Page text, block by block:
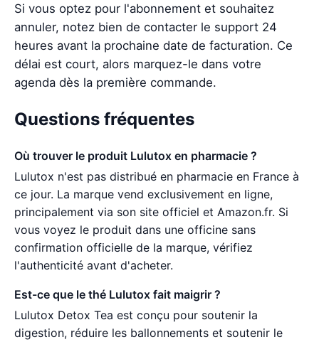
Si vous optez pour l'abonnement et souhaitez
annuler, notez bien de contacter le support 24
heures avant la prochaine date de facturation. Ce
délai est court, alors marquez-le dans votre
agenda dès la première commande.
Questions fréquentes
Où trouver le produit Lulutox en pharmacie ?
Lulutox n'est pas distribué en pharmacie en France à
ce jour. La marque vend exclusivement en ligne,
principalement via son site officiel et Amazon.fr. Si
vous voyez le produit dans une officine sans
confirmation officielle de la marque, vérifiez
l'authenticité avant d'acheter.
Est-ce que le thé Lulutox fait maigrir ?
Lulutox Detox Tea est conçu pour soutenir la
digestion, réduire les ballonnements et soutenir le